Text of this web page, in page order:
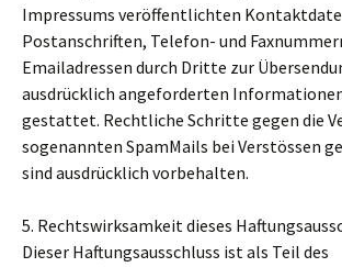
Impressums veröffentlichten
Postanschriften, Telefon- und
Emailadressen durch Dritte zur
ausdrücklich angeforderten
gestattet. Rechtliche Schritte gegen die
sogenannten SpamMails bei Verstössen
sind ausdrücklich vorbehalten.
5. Rechtswirksamkeit dieses
Dieser Haftungsausschluss ist als Teil des